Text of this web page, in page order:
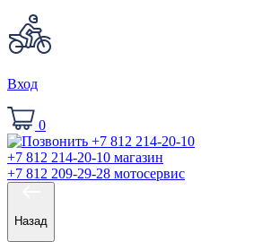
Вход
0
+7 812 214-20-10 магазин
+7 812 209-29-28 мотосервис
Назад